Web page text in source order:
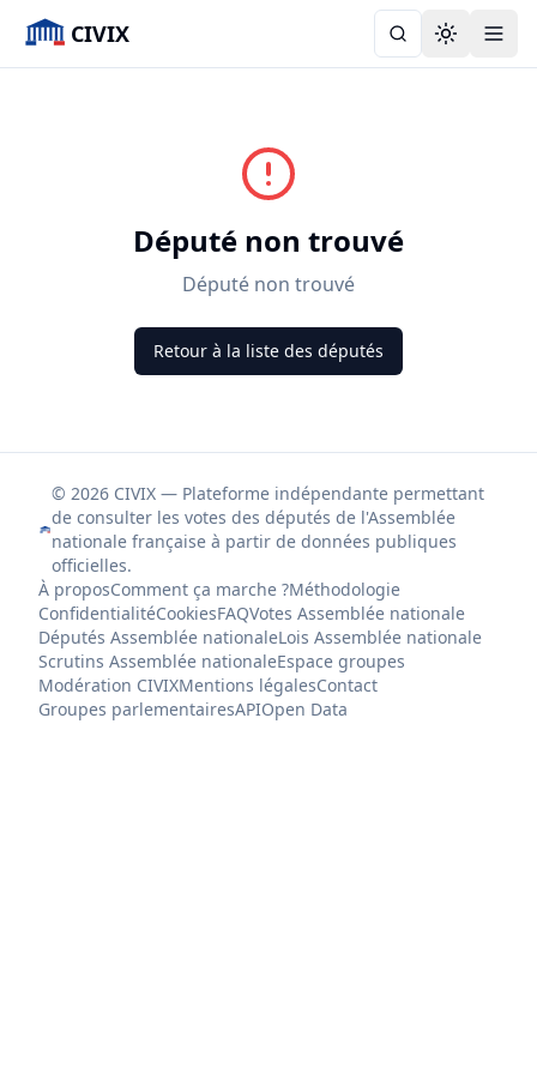
CIVIX Toggle
Député non trouvé
Député non trouvé
Retour à la liste des députés
© 2026 CIVIX — Plateforme indépendante permettant
de consulter les votes des députés de l'Assemblée
nationale française à partir de données publiques
officielles.
À proposComment ça marche ?Méthodologie
ConfidentialitéCookiesFAQVotes Assemblée nationale
Députés Assemblée nationaleLois Assemblée nationale
Scrutins Assemblée nationaleEspace groupes
Modération CIVIXMentions légalesContact
Groupes parlementairesAPIOpen Data